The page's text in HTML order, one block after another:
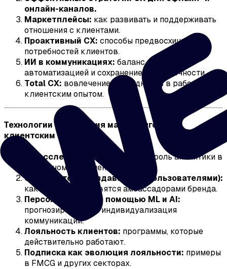
онлайн-каналов.
Маркетплейсы: как развивать и поддерживать
отношения с клиентами.
Проактивный CX: способы предвосхищения
потребностей клиентов.
ИИ в коммуникациях: баланс между
автоматизацией и сохранением человечности.
Total CX: вовлечение сотрудников в работу с
клиентским опытом.
Технологии управления маркетингом и
клиентским опытом
От исследований к практике:
роль аналитики в
системном управлении CX.
UGC (контент, создаваемый пользователями):
как клиенты становятся амбассадорами бренда.
Персонализация с помощью ML и AI:
прогнозирование и индивидуализация
коммуникаций.
Лояльность клиентов: программы, которые
действительно работают.
Подписка как эволюция лояльности: примеры
в FMCG и других секторах.